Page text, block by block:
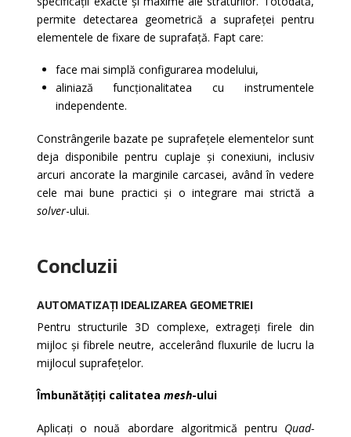
permite detectarea geometrică a suprafeței pentru
elementele de fixare de suprafață. Fapt care:
face mai simplă configurarea modelului,
aliniază funcționalitatea cu instrumentele
independente.
Constrângerile bazate pe suprafețele elementelor sunt
deja disponibile pentru cuplaje și conexiuni, inclusiv
arcuri ancorate la marginile carcasei, având în vedere
cele mai bune practici și o integrare mai strictă a
solver-ului.
Concluzii
AUTOMATIZAȚI IDEALIZAREA GEOMETRIEI
Pentru structurile 3D complexe, extrageți firele din
mijloc și fibrele neutre, accelerând fluxurile de lucru la
mijlocul suprafețelor.
Îmbunătățiți calitateamesh-ului
Aplicați o nouă abordare algoritmică pentru Quad-